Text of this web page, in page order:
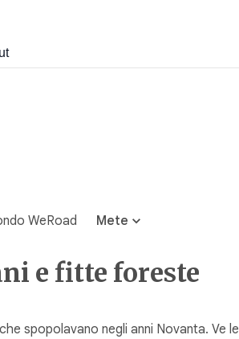
WeRoad Mete
e fitte foreste
spopolavano negli anni Novanta. Ve le